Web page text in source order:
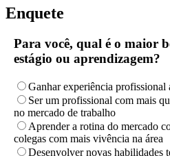
Enquete
Para você, qual é o maior
estágio ou aprendizagem?
Ganhar experiência profissional
Ser um profissional com mais
no mercado de trabalho
Aprender a rotina do mercado
colegas com mais vivência na área
Desenvolver novas habilidades